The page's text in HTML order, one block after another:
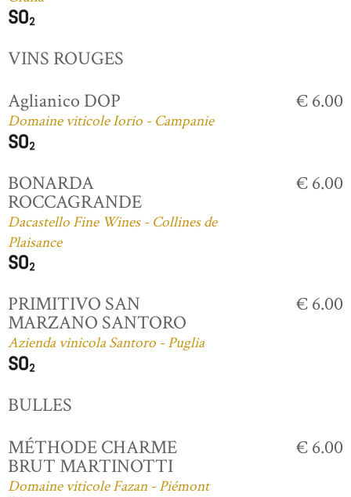
VINS ROUGES
Aglianico DOP
Domaine viticole Iorio - Campanie
€ 6.00
BONARDA
ROCCAGRANDE
Dacastello Fine Wines - Collines de
Plaisance
€ 6.00
PRIMITIVO SAN
MARZANO SANTORO
Azienda vinicola Santoro - Puglia
€ 6.00
BULLES
MÉTHODE CHARME
BRUT MARTINOTTI
Domaine viticole Fazan - Piémont
€ 6.00